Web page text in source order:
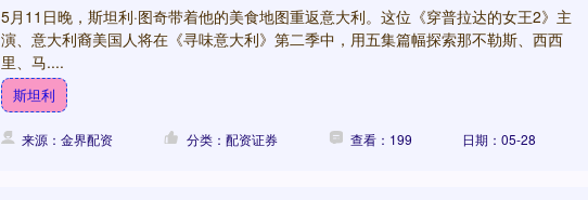
5月11日晚，斯坦利·图奇带着他的美食地图重返意大利。这位《穿普拉达的女王2》主
演、意大利裔美国人将在《寻味意大利》第二季中，用五集篇幅探索那不勒斯、西西
里、马....
斯坦利
来源：金界配资 分类：配资证券 查看：199 日期：05-28